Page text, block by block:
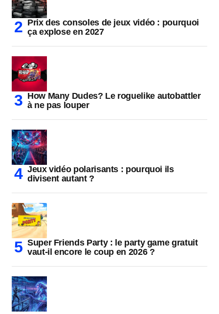
Prix des consoles de jeux vidéo : pourquoi
ça explose en 2027
How Many Dudes? Le roguelike autobattler
à ne pas louper
Jeux vidéo polarisants : pourquoi ils
divisent autant ?
Super Friends Party : le party game gratuit
vaut-il encore le coup en 2026 ?